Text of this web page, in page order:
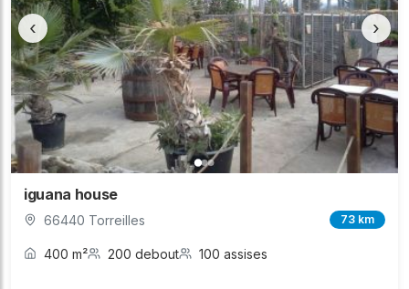
‹ ›
iguana house
66440 Torreilles 73 km
400 m² 200 debout 100 assises